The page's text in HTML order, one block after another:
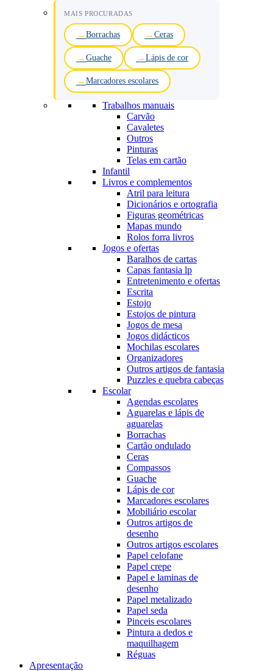
MAIS PROCURADAS
Borrachas Ceras
Guache Lápis de cor
Marcadores escolares
Trabalhos manuais
Carvão
Cavaletes
Outros
Pinturas
Telas em cartão
Infantil
Livros e complementos
Atril para leitura
Dicionários e ortografia
Figuras geométricas
Mapas mundo
Rolos forra livros
Jogos e ofertas
Baralhos de cartas
Capas fantasia lp
Entretenimento e ofertas
Escrita
Estojo
Estojos de pintura
Jogos de mesa
Jogos didácticos
Mochilas escolares
Organizadores
Outros artigos de fantasia
Puzzles e quebra cabeças
Escolar
Agendas escolares
Aguarelas e lápis de
aguarelas
Borrachas
Cartão ondulado
Ceras
Compassos
Guache
Lápis de cor
Marcadores escolares
Mobiliário escolar
Outros artigos de
desenho
Outros artigos escolares
Papel celofane
Papel crepe
Papel e laminas de
desenho
Papel metalizado
Papel seda
Pinceis escolares
Pintura a dedos e
maquilhagem
Réguas
Apresentação